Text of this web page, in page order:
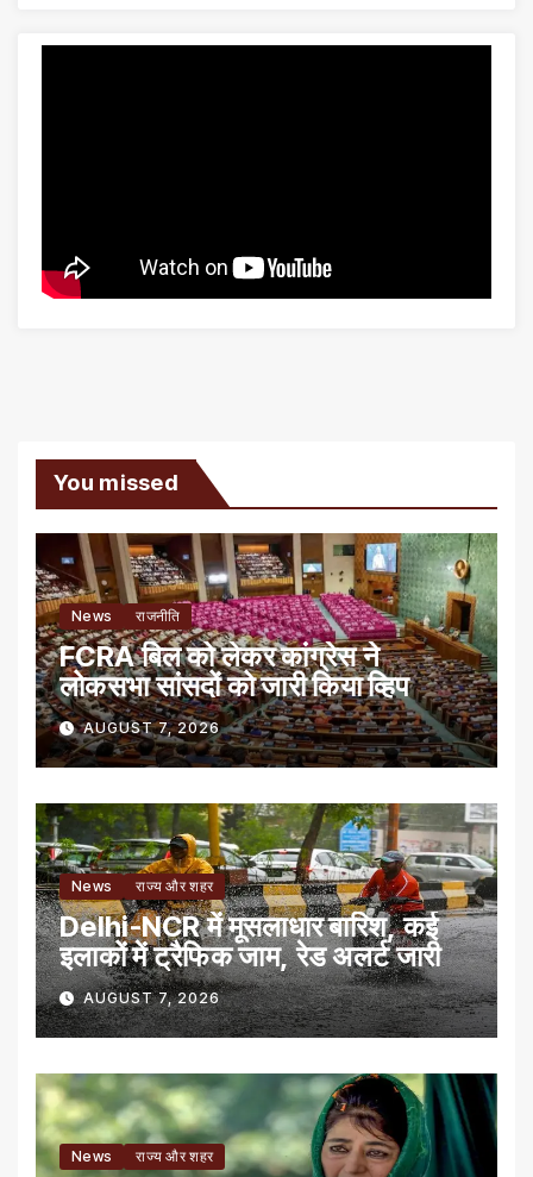
You missed
News राजनीति
FCRA बिल को लेकर कांग्रेस ने
लोकसभा सांसदों को जारी किया व्हिप
AUGUST 7, 2026
News राज्य और शहर
Delhi-NCR में मूसलाधार बारिश, कई
इलाकों में ट्रैफिक जाम, रेड अलर्ट जारी
AUGUST 7, 2026
News राज्य और शहर